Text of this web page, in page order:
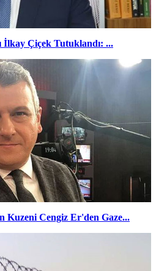
İlkay Çiçek Tutuklandı: ...
Kuzeni Cengiz Er'den Gaze...